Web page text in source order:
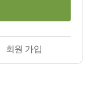
회원 가입